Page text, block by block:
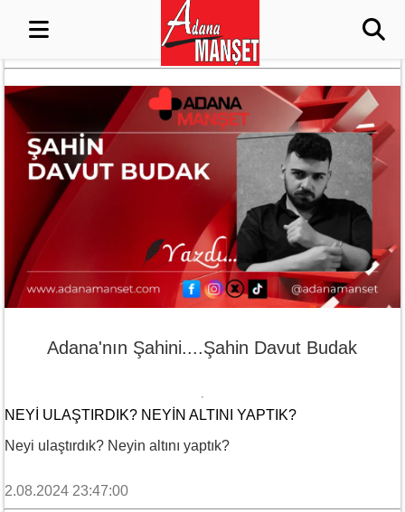
Adana'nın Şahini....Şahin Davut Budak
NEYI ULAŞTIRDIK? NEYIN ALTINI YAPTIK?
Neyi ulaştırdık? Neyin altını yaptık?
2.08.2024 23:47:00